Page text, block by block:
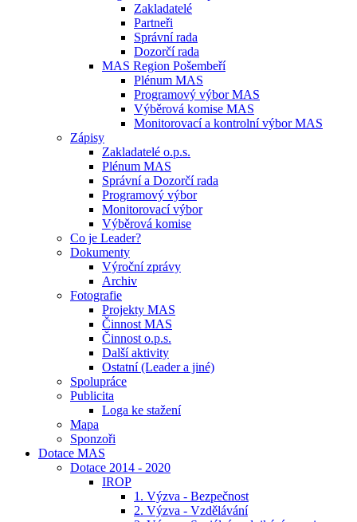
Zakladatelé
Partneři
Správní rada
Dozorčí rada
MAS Region Pošembeří
Plénum MAS
Programový výbor MAS
Výběrová komise MAS
Monitorovací a kontrolní výbor MAS
Zápisy
Zakladatelé o.p.s.
Plénum MAS
Správní a Dozorčí rada
Programový výbor
Monitorovací výbor
Výběrová komise
Co je Leader?
Dokumenty
Výroční zprávy
Archiv
Fotografie
Projekty MAS
Činnost MAS
Činnost o.p.s.
Další aktivity
Ostatní (Leader a jiné)
Spolupráce
Publicita
Loga ke stažení
Mapa
Sponzoři
Dotace MAS
Dotace 2014 - 2020
IROP
1. Výzva - Bezpečnost
2. Výzva - Vzdělávání